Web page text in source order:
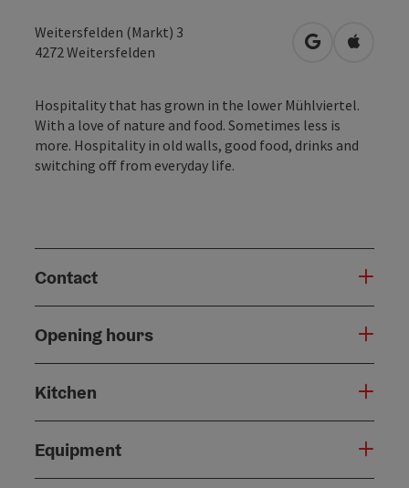
Weitersfelden (Markt) 3
4272 Weitersfelden open inOpen in
Hospitality that has grown in the lower Mühlviertel.
With a love of nature and food. Sometimes less is
more. Hospitality in old walls, good food, drinks and
switching off from everyday life.
Contact
Opening hours
Kitchen
Equipment